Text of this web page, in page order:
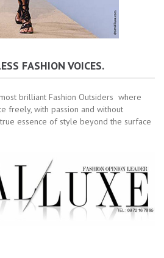
FASHION VOICES.
brilliant Fashion Outsiders where
freely, with passion and without
essence of style beyond the surface